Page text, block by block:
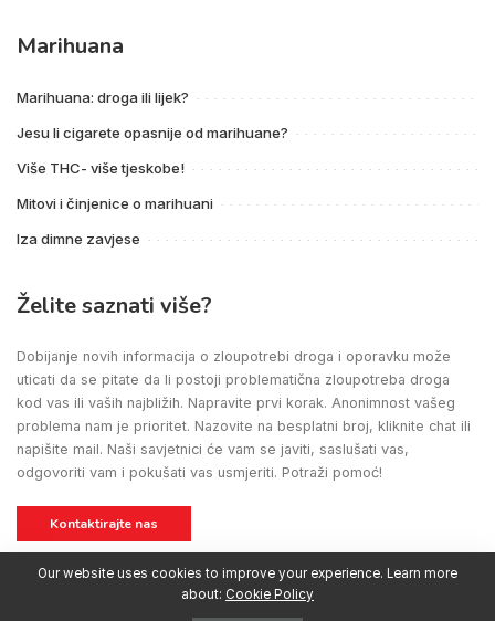
Marihuana
Marihuana: droga ili lijek?
Jesu li cigarete opasnije od marihuane?
Više THC- više tjeskobe!
Mitovi i činjenice o marihuani
Iza dimne zavjese
Želite saznati više?
Dobijanje novih informacija o zloupotrebi droga i oporavku može
uticati da se pitate da li postoji problematična zloupotreba droga
kod vas ili vaših najbližih. Napravite prvi korak. Anonimnost vašeg
problema nam je prioritet. Nazovite na besplatni broj, kliknite chat ili
napišite mail. Naši savjetnici će vam se javiti, saslušati vas,
odgovoriti vam i pokušati vas usmjeriti. Potraži pomoć!
Kontaktirajte nas
Our website uses cookies to improve your experience. Learn more
about: Cookie Policy